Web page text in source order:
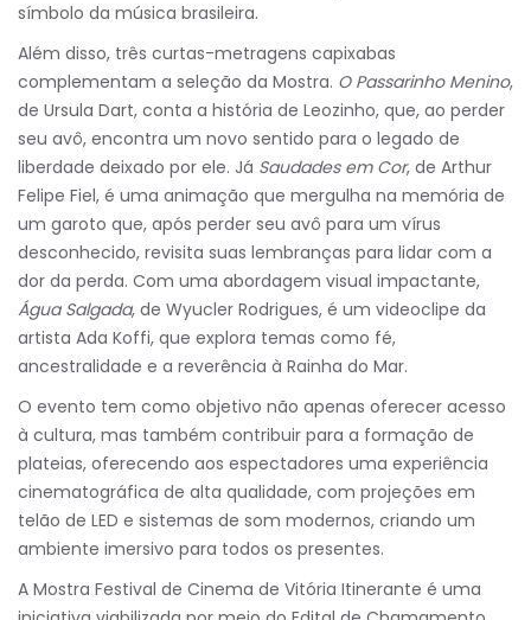
símbolo da música brasileira.
Além disso, três curtas-metragens capixabas
complementam a seleção da Mostra. O Passarinho Menino,
de Ursula Dart, conta a história de Leozinho, que, ao perder
seu avô, encontra um novo sentido para o legado de
liberdade deixado por ele. Já Saudades em Cor, de Arthur
Felipe Fiel, é uma animação que mergulha na memória de
um garoto que, após perder seu avô para um vírus
desconhecido, revisita suas lembranças para lidar com a
dor da perda. Com uma abordagem visual impactante,
Água Salgada, de Wyucler Rodrigues, é um videoclipe da
artista Ada Koffi, que explora temas como fé,
ancestralidade e a reverência à Rainha do Mar.
O evento tem como objetivo não apenas oferecer acesso
à cultura, mas também contribuir para a formação de
plateias, oferecendo aos espectadores uma experiência
cinematográfica de alta qualidade, com projeções em
telão de LED e sistemas de som modernos, criando um
ambiente imersivo para todos os presentes.
A Mostra Festival de Cinema de Vitória Itinerante é uma